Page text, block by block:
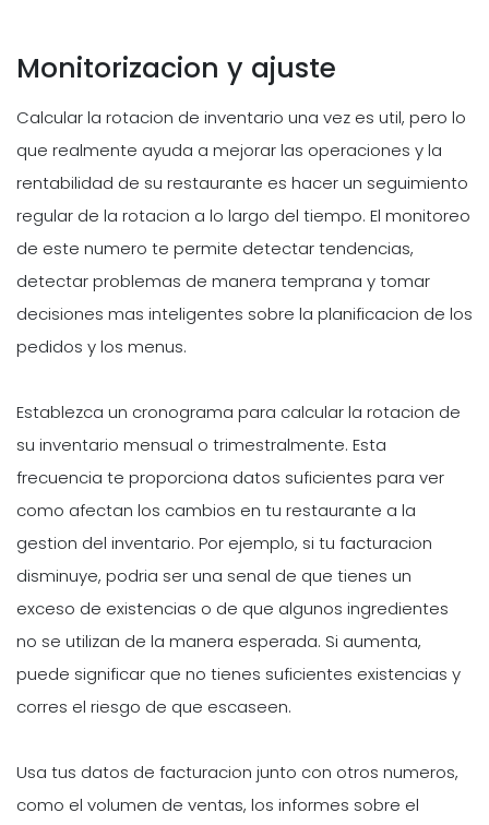
Monitorizacion y ajuste
Calcular la rotacion de inventario una vez es util, pero lo
que realmente ayuda a mejorar las operaciones y la
rentabilidad de su restaurante es hacer un seguimiento
regular de la rotacion a lo largo del tiempo. El monitoreo
de este numero te permite detectar tendencias,
detectar problemas de manera temprana y tomar
decisiones mas inteligentes sobre la planificacion de los
pedidos y los menus.
Establezca un cronograma para calcular la rotacion de
su inventario mensual o trimestralmente. Esta
frecuencia te proporciona datos suficientes para ver
como afectan los cambios en tu restaurante a la
gestion del inventario. Por ejemplo, si tu facturacion
disminuye, podria ser una senal de que tienes un
exceso de existencias o de que algunos ingredientes
no se utilizan de la manera esperada. Si aumenta,
puede significar que no tienes suficientes existencias y
corres el riesgo de que escaseen.
Usa tus datos de facturacion junto con otros numeros,
como el volumen de ventas, los informes sobre el